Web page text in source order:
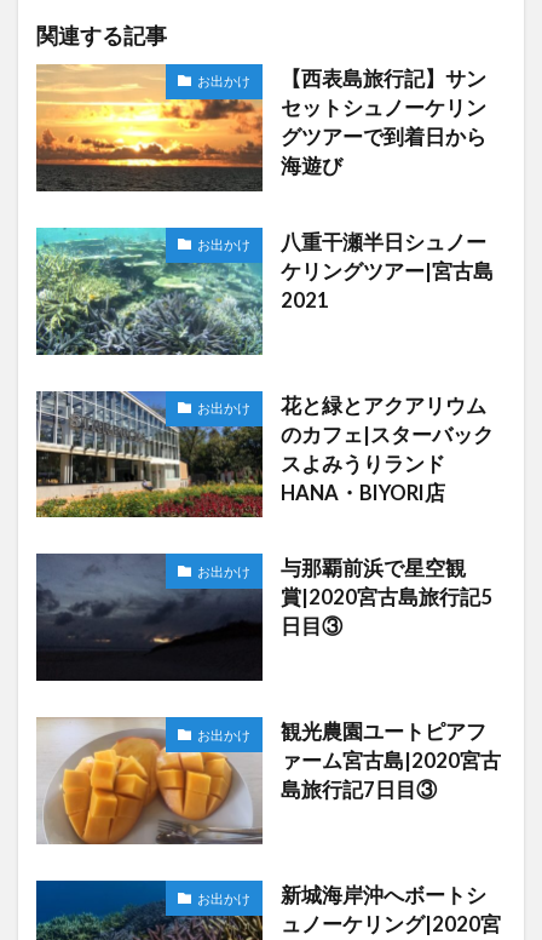
関連する記事
お出かけ
【西表島旅行記】サン
セットシュノーケリン
グツアーで到着日から
海遊び
お出かけ
八重干瀬半日シュノー
ケリングツアー|宮古島
2021
お出かけ
花と緑とアクアリウム
のカフェ|スターバック
スよみうりランド
HANA・BIYORI店
お出かけ
与那覇前浜で星空観
賞|2020宮古島旅行記5
日目③
お出かけ
観光農園ユートピアフ
ァーム宮古島|2020宮古
島旅行記7日目③
お出かけ
新城海岸沖へボートシ
ュノーケリング|2020宮